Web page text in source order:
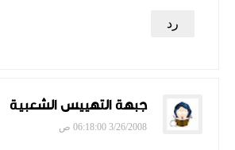
رد
جبهة التهييس الشعبية
3/26/2008 06:18:00 ص